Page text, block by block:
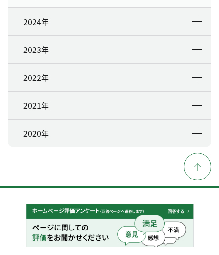
2024年
2023年
2022年
2021年
2020年